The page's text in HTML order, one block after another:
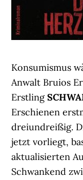
Konsumismus
Anwalt Bruios
Erstling
Erschienen
dreiundreißig.
jetzt vorliegt,
aktualisierten
Schwankend